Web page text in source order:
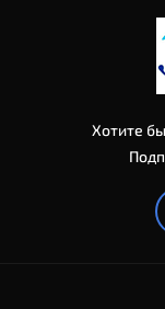
Хотите